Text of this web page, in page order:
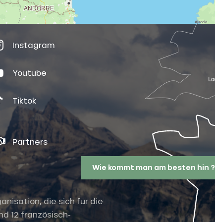
Instagram
Youtube
Tiktok
Partners
die sich für die
12 französisch-
Wie kommt man am besten hin ?